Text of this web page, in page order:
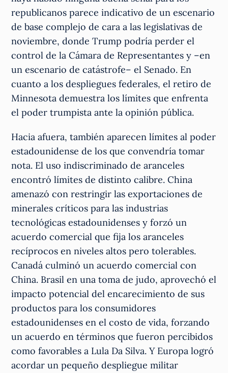
republicanos parece indicativo de un escenario
de base complejo de cara a las legislativas de
noviembre, donde Trump podría perder el
control de la Cámara de Representantes y –en
un escenario de catástrofe– el Senado. En
cuanto a los despliegues federales, el retiro de
Minnesota demuestra los límites que enfrenta
el poder trumpista ante la opinión pública.
Hacia afuera, también aparecen límites al poder
estadounidense de los que convendría tomar
nota. El uso indiscriminado de aranceles
encontró límites de distinto calibre. China
amenazó con restringir las exportaciones de
minerales críticos para las industrias
tecnológicas estadounidenses y forzó un
acuerdo comercial que fija los aranceles
recíprocos en niveles altos pero tolerables.
Canadá culminó un acuerdo comercial con
China. Brasil en una toma de judo, aprovechó el
impacto potencial del encarecimiento de sus
productos para los consumidores
estadounidenses en el costo de vida, forzando
un acuerdo en términos que fueron percibidos
como favorables a Lula Da Silva. Y Europa logró
acordar un pequeño despliegue militar